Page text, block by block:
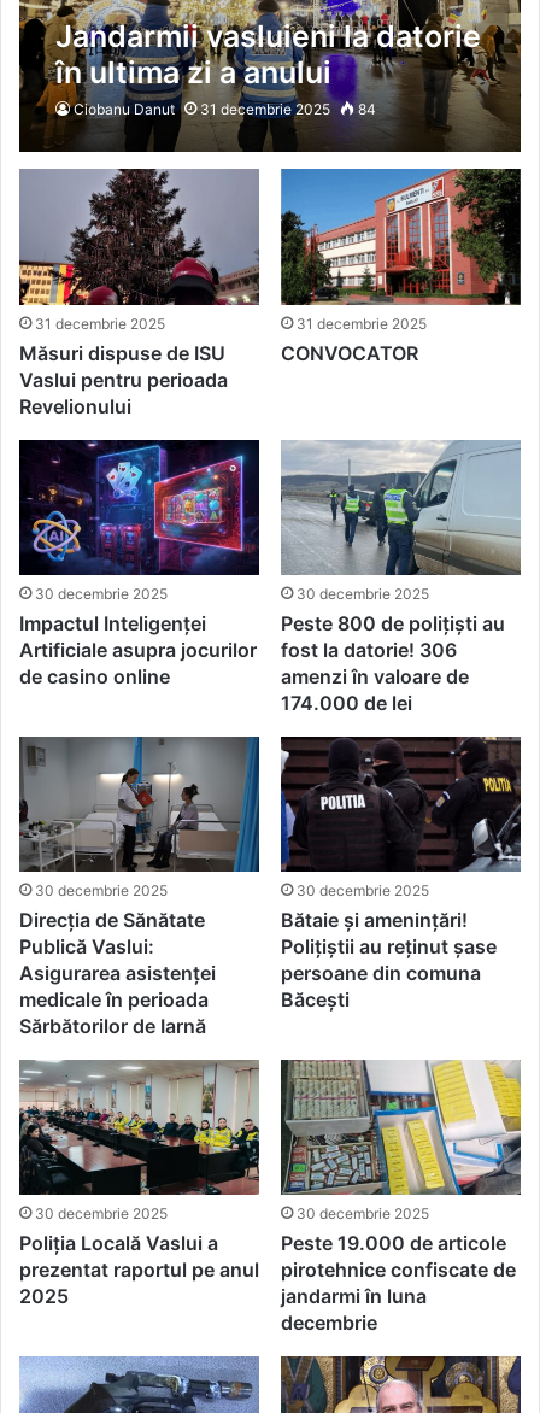
Jandarmii vasluieni la datorie
în ultima zi a anului
Ciobanu Danut 31 decembrie 2025 84
31 decembrie 2025
Măsuri dispuse de ISU
Vaslui pentru perioada
Revelionului
31 decembrie 2025
CONVOCATOR
30 decembrie 2025
Impactul Inteligenței
Artificiale asupra jocurilor
de casino online
30 decembrie 2025
Peste 800 de polițiști au
fost la datorie! 306
amenzi în valoare de
174.000 de lei
30 decembrie 2025
Direcția de Sănătate
Publică Vaslui:
Asigurarea asistenței
medicale în perioada
Sărbătorilor de Iarnă
30 decembrie 2025
Bătaie și amenințări!
Polițiștii au reținut șase
persoane din comuna
Băcești
30 decembrie 2025
Poliția Locală Vaslui a
prezentat raportul pe anul
2025
30 decembrie 2025
Peste 19.000 de articole
pirotehnice confiscate de
jandarmi în luna
decembrie